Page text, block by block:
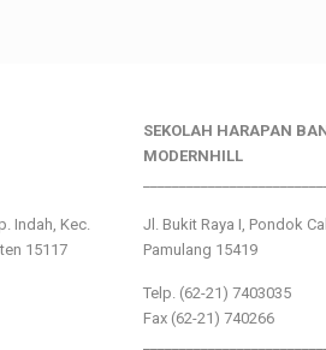
Indah, Kec.
15117
SEKOLAH HARAPAN
MODERNHILL
Jl. Bukit Raya I, Pondok
Pamulang 15419
Telp. (62-21) 7403035
Fax (62-21) 740266